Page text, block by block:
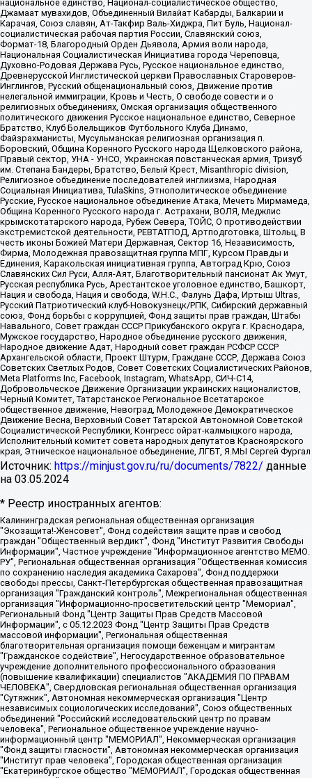
национальное единство, Национал-социалистическое общество,
Джамаат мувахидов, Объединенный Вилайат Кабарды, Балкарии и
Карачая, Союз славян, Ат-Такфир Валь-Хиджра, Пит Буль, Национал-
социалистическая рабочая партия России, Славянский союз,
Формат-18, Благородный Орден Дьявола, Армия воли народа,
Национальная Социалистическая Инициатива города Череповца,
Духовно-Родовая Держава Русь, Русское национальное единство,
Древнерусской Инглистической церкви Православных Староверов-
Инглингов, Русский общенациональный союз, Движение против
нелегальной иммиграции, Кровь и Честь, О свободе совести и о
религиозных объединениях, Омская организация общественного
политического движения Русское национальное единство, Северное
Братство, Клуб Болельщиков Футбольного Клуба Динамо,
Файзрахманисты, Мусульманская религиозная организация п.
Боровский, Община Коренного Русского народа Щелковского района,
Правый сектор, УНА - УНСО, Украинская повстанческая армия, Тризуб
им. Степана Бандеры, Братство, Белый Крест, Misanthropic division,
Религиозное объединение последователей инглиизма, Народная
Социальная Инициатива, TulaSkins, Этнополитическое объединение
Русские, Русское национальное объединение Атака, Мечеть Мирмамеда,
Община Коренного Русского народа г. Астрахани, ВОЛЯ, Меджлис
крымскотатарского народа, Рубеж Севера, ТОЙС, О противодействии
экстремистской деятельности, РЕВТАТПОД, Артподготовка, Штольц, В
честь иконы Божией Матери Державная, Сектор 16, Независимость,
Фирма, Молодежная правозащитная группа МПГ, Курсом Правды и
Единения, Каракольская инициативная группа, Автоград Крю, Союз
Славянских Сил Руси, Алля-Аят, Благотворительный пансионат Ак Умут,
Русская республика Русь, Арестантское уголовное единство, Башкорт,
Нация и свобода, Нация и свобода, W.H.С., Фалунь Дафа, Иртыш Ultras,
Русский Патриотический клуб-Новокузнецк/РПК, Сибирский державный
союз, Фонд борьбы с коррупцией, Фонд защиты прав граждан, Штабы
Навального, Совет граждан СССР Прикубанского округа г. Краснодара,
Мужское государство, Народное объединение русского движения,
Народное движение Адат, Народный совет граждан РСФСР СССР
Архангельской области, Проект Штурм, Граждане СССР, Держава Союз
Советских Светлых Родов, Совет Советских Социалистических Районов,
Meta Platforms Inc, Facebook, Instagram, WhatsApp, СИЧ-С14,
Добровольческое Движение Организации украинских националистов,
Черный Комитет, Татарстанское Региональное Всетатарское
общественное движение, Невоград, Молодежное Демократическое
Движение Весна, Верховный Совет Татарской Автономной Советской
Социалистической Республики, Конгресс ойрат-калмыцкого народа,
Исполнительный комитет совета народных депутатов Красноярского
края, Этническое национальное объединение, ЛГБТ, Я.МЫ Сергей Фургал
Источник: https://minjust.gov.ru/ru/documents/7822/ данные
на 03.05.2024
* Реестр иностранных агентов:
Калининградская региональная общественная организация "Экозащита!-Женсовет", Фонд содействия защите прав и свобод граждан "Общественный вердикт", Фонд "Институт Развития Свободы Информации", Частное учреждение "Информационное агентство МЕМО. РУ", Региональная общественная организация "Общественная комиссия по сохранению наследия академика Сахарова", Фонд поддержки свободы прессы, Санкт-Петербургская общественная правозащитная организация "Гражданский контроль", Межрегиональная общественная организация "Информационно-просветительский центр "Мемориал", Региональный Фонд "Центр Защиты Прав Средств Массовой Информации", с 05.12.2023 Фонд "Центр Защиты Прав Средств массовой информации", Региональная общественная благотворительная организация помощи беженцам и мигрантам "Гражданское содействие", Негосударственное образовательное учреждение дополнительного профессионального образования (повышение квалификации) специалистов "АКАДЕМИЯ ПО ПРАВАМ ЧЕЛОВЕКА", Свердловская региональная общественная организация "Сутяжник", Автономная некоммерческая организация "Центр независимых социологических исследований", Союз общественных объединений "Российский исследовательский центр по правам человека", Региональное общественное учреждение научно-информационный центр "МЕМОРИАЛ", Некоммерческая организация "Фонд защиты гласности", Автономная некоммерческая организация "Институт прав человека", Городская общественная организация "Екатеринбургское общество "МЕМОРИАЛ", Городская общественная организация "Рязанское историко-просветительское и правозащитное общество "Мемориал" (Рязанский Мемориал), Челябинский региональный орган общественной самодеятельности – женское общественное объединение "Женщины Евразии", Челябинский региональный орган общественной самодеятельности "Уральская правозащитная группа", Фонд содействия защите здоровья и социальной справедливости имени Андрея Рылькова, Автономная Некоммерческая Организация "Аналитический Центр Юрия Левады", Автономная некоммерческая организация социальной поддержки населения "Проект Апрель", Региональная общественная организация помощи женщинам и детям, находящимся в кризисной ситуации "Информационно-методический центр "Анна", Фонд содействия развитию массовых коммуникаций и правовому просвещению "Так-так-Так", Фонд содействия устойчивому развитию "Серебряная тайга", Свердловский региональный общественный фонд социальных проектов "Новое время", "Idel.Реалии", Кавказ.Реалии, Крым.Реалии, Телеканал Настоящее Время, Татаро-башкирская служба Радио Свобода (Azatliq Radiosi), Радио Свободная Европа/Радио Свобода (PCE/PC), "Сибирь.Реалии", "Фактограф", Благотворительный фонд помощи осужденным и их семьям, Автономная некоммерческая организация "Институт глобализации и социальных движений", Фонд "В защиту прав заключенных", Частное учреждение "Центр поддержки и содействия развитию средств массовой информации", Пензенский региональный общественный благотворительный фонд "Гражданский союз", "Север.Реалии", Некоммерческая организация Фонд "Правовая инициатива", Общество с ограниченной ответственностью "Радио Свободная Европа/Радио Свобода", Чешское информационное агентство "MEDIUM-ORIENT", Красноярская региональная общественная организация "Мы против СПИДа", Камалягин Денис Николаевич, Маркелов Сергей Евгеньевич, Пономарев Лев Александрович, Савицкая Людмила Алексеевна, Автономная некоммерческая организация "Центр по работе с проблемой насилия "НАСИЛИЮ.НЕТ", Межрегиональный профессиональный союз работников здравоохранения "Альянс врачей", Юридическое лицо, зарегистрированное в Латвийской Республике, SIA "Medusa Project" (регистрационный номер 40103797863, дата регистрации 10.06.2014), Некоммерческая организация "Фонд по борьбе с коррупцией", Автономная некоммерческая организация "Институт права и публичной политики", Баданин Роман Сергеевич, Гликин Максим Александрович, Железнова Мария Михайловна, Лукьянова Юлия Сергеевна, Маетная Елизавета Витальевна, Маняхин Петр Борисович, Чуракова Ольга Владимировна, Ярош Юлия Петровна, Юридическое лицо "The Insider SIA", зарегистрированное в Риге, Латвийская Республика (дата регистрации 26.06.2015), являющееся администратором доменного имени интернет-издания "The Insider SIA", https://theins.ru, Постернак Алексей Евгеньевич, Рубин Михаил Аркадьевич, Анин Роман Александрович, Юридическое лицо Istories fonds, зарегистрированное в Латвийской Республике (регистрационный номер 50008295751, дата регистрации 24.02.2020), Великовский Дмитрий Александрович, Долинина Ирина Николаевна, Мароховская Алеся Алексеевна, Шлейнов Роман Юрьевич, Шмагун Олеся Валентиновна, Общество с ограниченной ответственностью "Альтаир 2021", Общество с ограниченной ответственностью "Вега 2021", Общество с ограниченной ответственностью "Главный редактор 2021", Общество с ограниченной ответственностью "Ромашки монолит", Важенков Артем Валерьевич, Ивановская областная общественная организация "Центр гендерных исследований", Гурман Юрий Альбертович, Медиапроект "ОВД-Инфо", Егоров Владимир Владимирович, Жилинский Владимир Александрович, Общество с ограниченной ответственностью "ЗП", Иванова София Юрьевна, Карезина Инна Павловна, Кильтау Екатерина Викторовна, Петров Алексей Викторович, Пискунов Сергей Евгеньевич, Смирнов Сергей Сергеевич, Тихонов Михаил Сергеевич, Общество с ограниченной ответственностью "ЖУРНАЛИСТ-ИНОСТРАННЫЙ АГЕНТ", Арапова Галина Юрьевна, Вольтская Татьяна Анатольевна, Американская компания "Mason G.E.S. Anonymous Foundation" (США), являющаяся владельцем интернет-издания https://mnews.world/, Компания "Stichting Bellingcat", зарегистрированная в Нидерландах (дата регистрации 11.07.2018), Захаров Андрей Вячеславович, Клепиковская Екатерина Дмитриевна, Общество с ограниченной ответственностью "МЕМО", Перл Роман Александрович, Симонов Евгений Алексеевич, Соловьева Елена Анатольевна, Сотников Даниил Владимирович, Сурначева Елизавета Дмитриевна, Автономная некоммерческая организация по защите прав человека и информированию населения "Якутия – Наше Мнение", Общество с ограниченной ответственностью "Москоу диджитал медиа", с 26.01.2023 Общество с ограниченной ответственностью "Чайка Белые сады", Ветошкина Валерия Валерьевна, Заговора Максим Александрович, Межрегиональное общественное движение "Российская ЛГБТ - сеть", Оленичев Максим Владимирович, Павлов Иван Юрьевич, Скворцова Елена Сергеевна, Общество с ограниченной ответственностью "Как бы инагент", Кочетков Игорь Викторович, Общество с ограниченной ответственностью "Честные выборы", Еланчик Олег Александрович, Общество с ограниченной ответственностью "Нобелевский призыв", Гималова Регина Эмилевна, Григорьев Андрей Валерьевич, Григорьева Алина Александровна, Ассоциация по содействию защите прав призывников, альтернативнослужащих и военнослужащих "Правозащитная группа "Гражданин.Армия.Право", Хисамова Регина Фаритовна, Автономная некоммерческая организация по реализации социально-правовых программ "Лилит", Дальневосточное общественное движение "Маяк", Санкт-Петербургская ЛГБТ-инициативная группа "Выход", Инициативная группа ЛГБТ+ "Реверс", Алексеев Андрей Викторович, Бекбулатова Таисия Львовна, Беляев Иван Михайлович, Владыкина Елена Сергеевна, Гельман Марат Александрович, Никульшина Вероника Юрьевна, Толоконникова Надежда Андреевна, Шендерович Виктор Анатольевич, Общество с ограниченной ответственностью "Данное сообщение", Общество с ограниченной ответственностью Издательский дом "Новая глава", Айнбиндер Александра Александровна, Московский комьюнити-центр для ЛГБТ+инициатив, Благотворительный фонд развития филантропии, Deutsche Welle (Германия, Kurt-Schumacher-Strasse 3, 53113 Bonn), Борзунова Мария Михайловна, Воробьев Виктор Викторович, Голубева Анна Львовна, Константинова Алла Михайловна, Малкова Ирина Владимировна, Мурадов Мурад Абдулгалимович, Осетинская Елизавета Николаевна, Понасенков Евгений Николаевич, Ганапольский Матвей Юрьевич, Киселев Евгений Алексеевич, Борухович Ирина Григорьевна, Дремин Иван Тимофеевич, Дубровский Дмитрий Викторович, Красноярская региональная общественная организация поддержки и развития альтернативных образовательных технологий и межкультурных коммуникаций "ИНТЕРРА", Маяковская Екатерина Алексеевна, Фейгин Марк Захарович, Филимонов Андрей Викторович, Дзугкоева Регина Николаевна, Доброхотов Роман Александрович, Дудь Юрий Александрович, Елкин Сергей Владимирович, Кругликов Кирилл Игоревич, Сабунаева Мария Леонидовна, Семенов Алексей Владимирович, Шаинян Карен Багратович, Шульман Екатерина Михайловна, Асафьев Артур Валерьевич, Вахштайн Виктор Семенович, Венедиктов Алексей Алексеевич, Лушникова Екатерина Евгеньевна, Волков Леонид Михайлович, Невзоров Александр Глебович, Пархоменко Сергей Борисович, Сироткин Ярослав Николаевич, Кара-Мурза Владимир Владимирович, Баранова Наталья Владимировна, Гозман Леонид Яковлевич, Кагарлицкий Борис Юльевич, Климарев Михаил Валерьевич, Милов Владимир Станиславович, Автономная некоммерческая организация Краснодарский центр современного искусства "Типография", Моргенштерн Алишер Тагирович, Соболь Любовь Эдуардовна, Общество с ограниченной ответственностью "ЛИЗА НОРМ", Каспаров Гарри Кимович, Ходорковский Михаил Борисович, Общество с ограниченной ответственностью "Апрельские тезисы", Данилович Ирина Брониславовна, Кашин Олег Владимирович, Петров Николай Владимирович, Пивоваров Алексей Владимирович, Соколов Михаил Владимирович, Цветкова Юлия Владимировна, Чичваркин Евгений Александрович, Комитет против пыток/Команда против пыток, Общество с ограниченной ответственностью "Первый научный", Общество с ограниченной ответственностью "Вертолет и ко", Белоцерковская Вероника Борисовна, Кац Максим Евгеньевич, Лазарева Татьяна Юрьевна, Шаведдинов Руслан Табризович, Яшин Илья Валерьевич, Общество с ограниченной ответственностью "Иноагент ААВ", Алешковский Дмитрий Петрович, Альбац Евгения Марковна, Быков Дмитрий Львович, Галямина Юлия Евгеньевна, Лойко Сергей Леонидович, Мартынов Кирилл Константинович, Медведев Сергей Александрович, Крашенинников Федор Геннадиевич, Гордеева Катерина Вл